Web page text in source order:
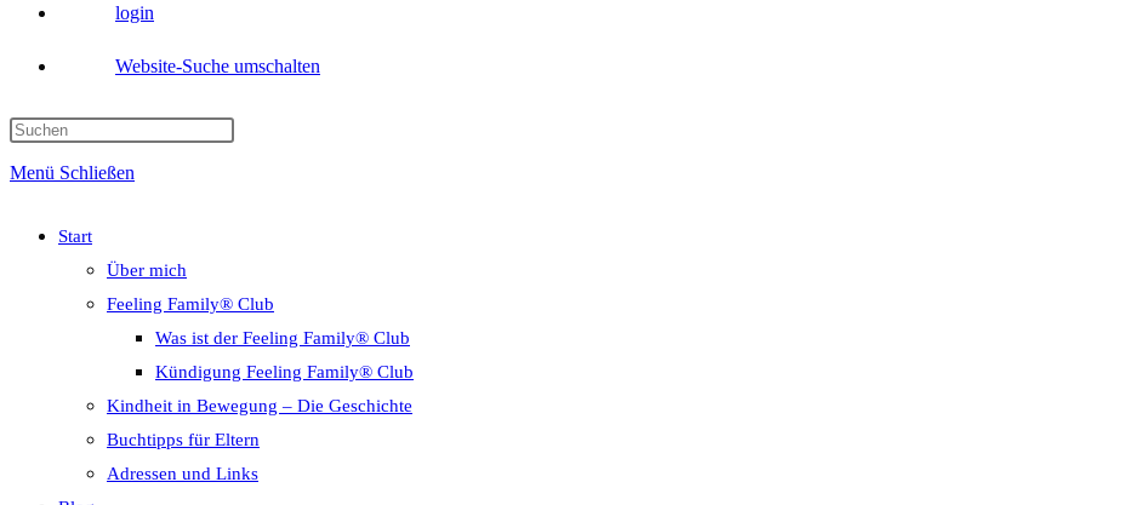
login
Website-Suche umschalten
Menü Schließen
Start
Über mich
Feeling Family® Club
Was ist der Feeling Family® Club
Kündigung Feeling Family® Club
Kindheit in Bewegung – Die Geschichte
Buchtipps für Eltern
Adressen und Links